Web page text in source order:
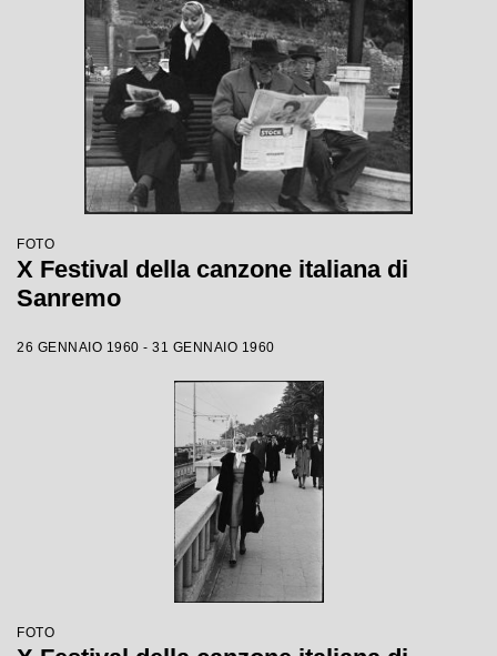
FOTO
X Festival della canzone italiana di
Sanremo
26 GENNAIO 1960 - 31 GENNAIO 1960
FOTO